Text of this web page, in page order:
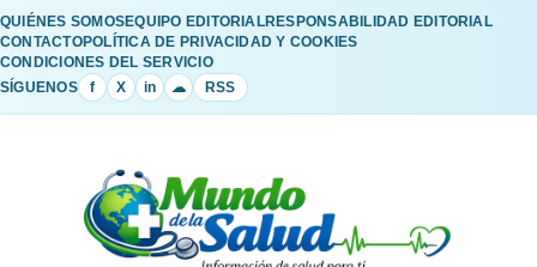
QUIÉNES SOMOSEQUIPO EDITORIALRESPONSABILIDAD EDITORIAL
CONTACTOPOLÍTICA DE PRIVACIDAD Y COOKIES
CONDICIONES DEL SERVICIO
SÍGUENOS
f X in ☁ RSS